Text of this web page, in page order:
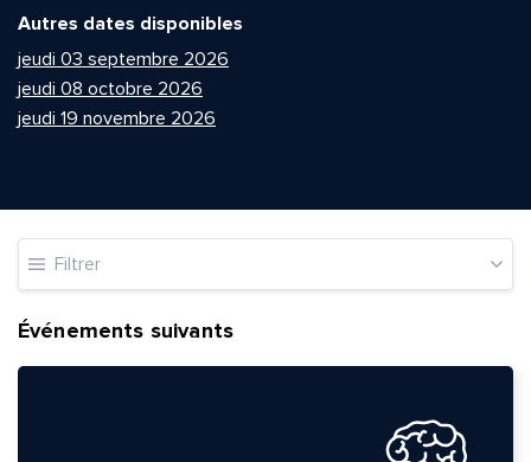
Autres dates disponibles
jeudi 03 septembre 2026
jeudi 08 octobre 2026
jeudi 19 novembre 2026
Filtrer
Événements suivants